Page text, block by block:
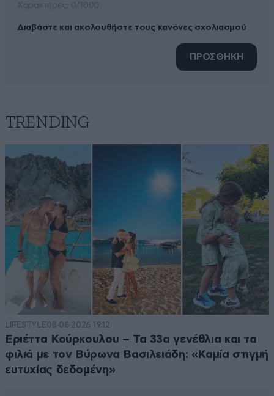
Διαβάστε και ακολουθήστε τους κανόνες σχολιασμού
ΠΡΟΣΘΗΚΗ
TRENDING
LIFESTYLE08·08·2026 19:12
Εριέττα Κούρκουλου – Τα 33α γενέθλια και τα
φιλιά με τον Βύρωνα Βασιλειάδη: «Καμία στιγμή
ευτυχίας δεδομένη»